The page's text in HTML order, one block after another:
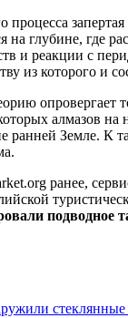
процесса
на глубине, где
и реакции с
из которого и
опровергает
алмазов на
ранней Земле. К
ранее,
подводное
стеклянные